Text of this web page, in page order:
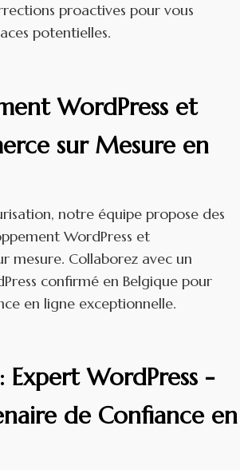
proactives pour vous
potentielles.
WordPress et
sur Mesure en
notre équipe propose des
WordPress et
mesure. Collaborez avec un
confirmé en Belgique pour
en ligne exceptionnelle.
Expert WordPress -
de Confiance en